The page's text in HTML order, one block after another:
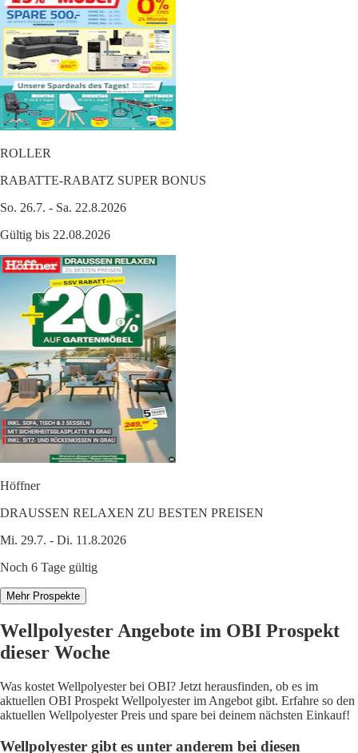
ROLLER
RABATTE-RABATZ SUPER BONUS
So. 26.7. - Sa. 22.8.2026
Gültig bis 22.08.2026
Höffner
DRAUSSEN RELAXEN ZU BESTEN PREISEN
Mi. 29.7. - Di. 11.8.2026
Noch 6 Tage gültig
Mehr Prospekte
Wellpolyester Angebote im OBI Prospekt
dieser Woche
Was kostet Wellpolyester bei OBI? Jetzt herausfinden, ob es im
aktuellen OBI Prospekt Wellpolyester im Angebot gibt. Erfahre so den
aktuellen Wellpolyester Preis und spare bei deinem nächsten Einkauf!
Wellpolyester gibt es unter anderem bei diesen